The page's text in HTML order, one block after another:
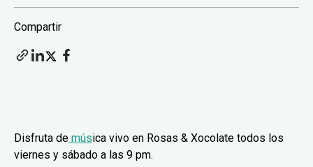
Compartir
Disfruta de música vivo en Rosas & Xocolate todos los
viernes y sábado a las 9 pm.